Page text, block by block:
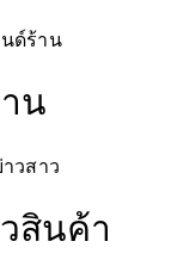
ด์ร้าน
น
วสาว
สินค้า